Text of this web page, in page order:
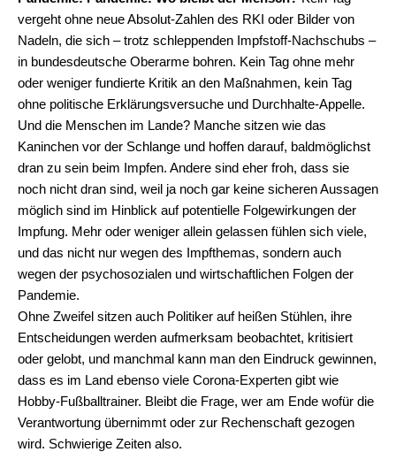
vergeht ohne neue Absolut-Zahlen des RKI oder Bilder von
Nadeln, die sich – trotz schleppenden Impfstoff-Nachschubs –
in bundesdeutsche Oberarme bohren. Kein Tag ohne mehr
oder weniger fundierte Kritik an den Maßnahmen, kein Tag
ohne politische Erklärungsversuche und Durchhalte-Appelle.
Und die Menschen im Lande? Manche sitzen wie das
Kaninchen vor der Schlange und hoffen darauf, baldmöglichst
dran zu sein beim Impfen. Andere sind eher froh, dass sie
noch nicht dran sind, weil ja noch gar keine sicheren Aussagen
möglich sind im Hinblick auf potentielle Folgewirkungen der
Impfung. Mehr oder weniger allein gelassen fühlen sich viele,
und das nicht nur wegen des Impfthemas, sondern auch
wegen der psychosozialen und wirtschaftlichen Folgen der
Pandemie.
Ohne Zweifel sitzen auch Politiker auf heißen Stühlen, ihre
Entscheidungen werden aufmerksam beobachtet, kritisiert
oder gelobt, und manchmal kann man den Eindruck gewinnen,
dass es im Land ebenso viele Corona-Experten gibt wie
Hobby-Fußballtrainer. Bleibt die Frage, wer am Ende wofür die
Verantwortung übernimmt oder zur Rechenschaft gezogen
wird. Schwierige Zeiten also.